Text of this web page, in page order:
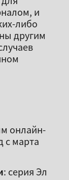
и
либо
другим
онлайн-
с марта
: серия Эл